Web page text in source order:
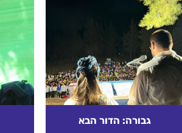
גבורה: הדור הבא